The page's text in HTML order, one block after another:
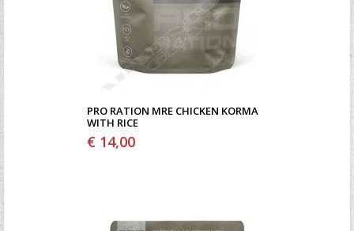
PRO RATION MRE CHICKEN KORMA
WITH RICE
€ 14,00